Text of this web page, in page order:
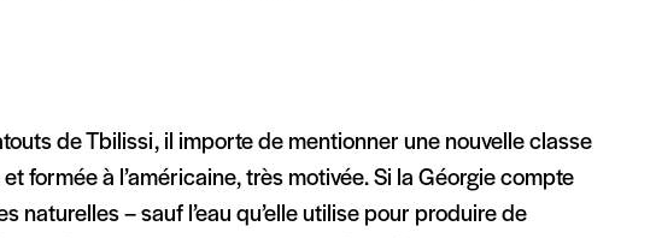
de Tbilissi, il importe de mentionner une nouvelle classe
formée à l’américaine, très motivée. Si la Géorgie compte
naturelles – sauf l’eau qu’elle utilise pour produire de